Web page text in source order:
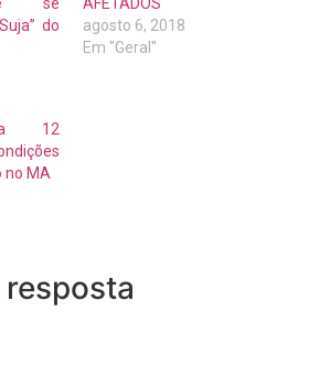
do
agosto 6, 2018
Em "Geral"
12
no MA
resposta